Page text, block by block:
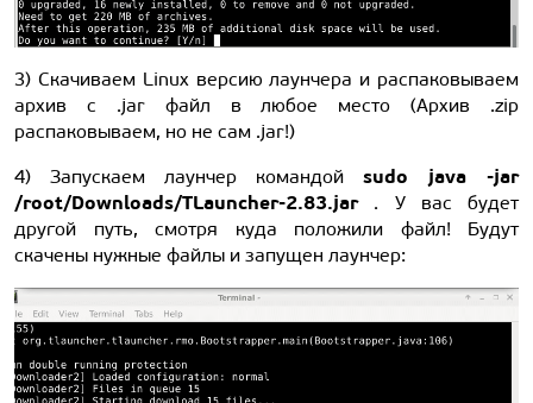
3) Скачиваем Linux версию лаунчера и распаковываем
архив с .jar файл в любое место (Архив .zip
распаковываем, но не сам .jar!)
4) Запускаем лаунчер командой sudo java -jar
/root/Downloads/TLauncher-2.83.jar. У вас будет
другой путь, смотря куда положили файл! Будут
скачены нужные файлы и запущен лаунчер: